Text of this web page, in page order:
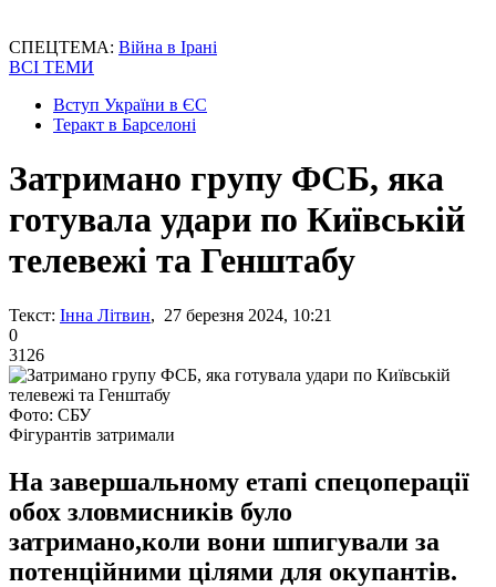
СПЕЦТЕМА: Війна в Ірані
ВСІ ТЕМИ
Вступ України в ЄС
Теракт в Барселоні
Затримано групу ФСБ, яка
готувала удари по Київській
телевежі та Генштабу
Текст: Інна Літвин, 27 березня 2024, 10:21
0
3126
Фото: СБУ
Фігурантів затримали
На завершальному етапі спецоперації
обох зловмисників було
затримано,коли вони шпигували за
потенційними цілями для окупантів.